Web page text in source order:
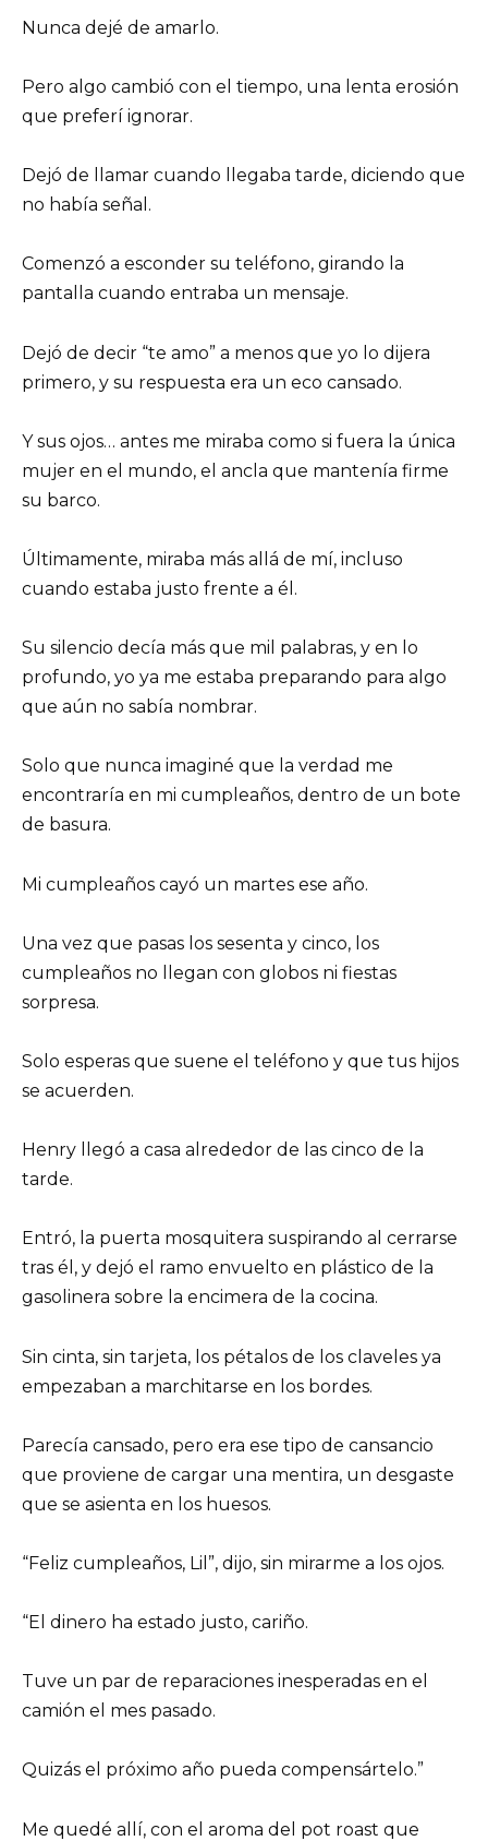
Nunca dejé de amarlo.
Pero algo cambió con el tiempo, una lenta erosión
que preferí ignorar.
Dejó de llamar cuando llegaba tarde, diciendo que
no había señal.
Comenzó a esconder su teléfono, girando la
pantalla cuando entraba un mensaje.
Dejó de decir “te amo” a menos que yo lo dijera
primero, y su respuesta era un eco cansado.
Y sus ojos… antes me miraba como si fuera la única
mujer en el mundo, el ancla que mantenía firme
su barco.
Últimamente, miraba más allá de mí, incluso
cuando estaba justo frente a él.
Su silencio decía más que mil palabras, y en lo
profundo, yo ya me estaba preparando para algo
que aún no sabía nombrar.
Solo que nunca imaginé que la verdad me
encontraría en mi cumpleaños, dentro de un bote
de basura.
Mi cumpleaños cayó un martes ese año.
Una vez que pasas los sesenta y cinco, los
cumpleaños no llegan con globos ni fiestas
sorpresa.
Solo esperas que suene el teléfono y que tus hijos
se acuerden.
Henry llegó a casa alrededor de las cinco de la
tarde.
Entró, la puerta mosquitera suspirando al cerrarse
tras él, y dejó el ramo envuelto en plástico de la
gasolinera sobre la encimera de la cocina.
Sin cinta, sin tarjeta, los pétalos de los claveles ya
empezaban a marchitarse en los bordes.
Parecía cansado, pero era ese tipo de cansancio
que proviene de cargar una mentira, un desgaste
que se asienta en los huesos.
“Feliz cumpleaños, Lil”, dijo, sin mirarme a los ojos.
“El dinero ha estado justo, cariño.
Tuve un par de reparaciones inesperadas en el
camión el mes pasado.
Quizás el próximo año pueda compensártelo.”
Me quedé allí, con el aroma del pot roast que